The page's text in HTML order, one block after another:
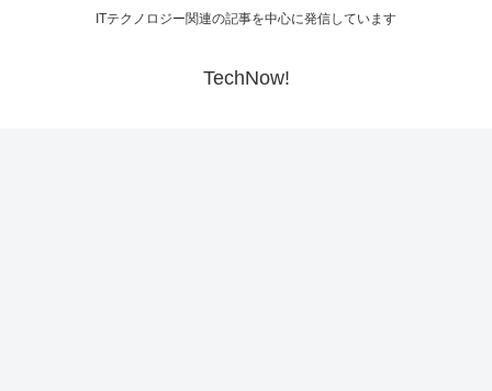
ITテクノロジー関連の記事を中心に発信しています
TechNow!